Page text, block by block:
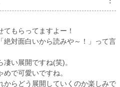
てもらってますよー！
絶対面白いから読みや～！」って言
い展開ですね(笑)。
で可愛いですね。
からどう展開していくのか楽しみで